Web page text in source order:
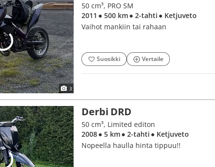
3
50 cm³, PRO SM
2011 ● 500 km● 2-tahti ● Ketjuveto
Vaihot mankiin tai rahaan
Suosikki Vertaile
Derbi DRD
50 cm³, Limited editon
2008● 5 km● 2-tahti ● Ketjuveto
Nopeella haulla hinta tippuu!!